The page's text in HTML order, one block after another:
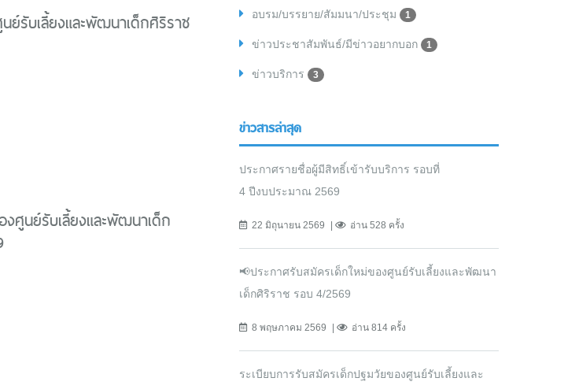
ย์รับเลี้ยงและพัฒนาเด็กศิริราช
งศูนย์รับเลี้ยงและพัฒนาเด็ก
อบรม/บรรยาย/สัมมนา/ประชุม 1
ข่าวประชาสัมพันธ์/มีข่าวอยากบอก 1
ข่าวบริการ 3
ข่าวสารล่าสุด
ประกาศรายชื่อผู้มีสิทธิ์เข้ารับบริการ รอบที่
4 ปีงบประมาณ 2569
22 มิถุนายน 2569 อ่าน 528 ครั้ง
📢ประกาศรับสมัครเด็กใหม่ของศูนย์รับเลี้ยงและพัฒนา
เด็กศิริราช รอบ 4/2569
8 พฤษภาคม 2569 อ่าน 814 ครั้ง
ระเบียบการรับสมัครเด็กปฐมวัยของศูนย์รับเลี้ยงและ